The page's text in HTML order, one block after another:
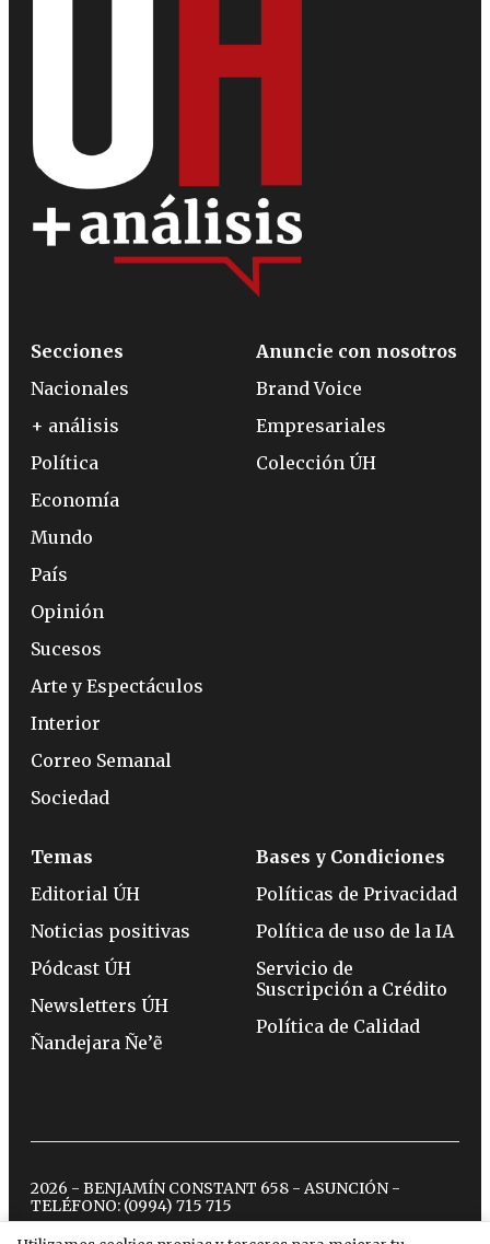
Secciones
Nacionales
+ análisis
Política
Economía
Mundo
País
Opinión
Sucesos
Arte y Espectáculos
Interior
Correo Semanal
Sociedad
Anuncie con nosotros
Brand Voice
Empresariales
Colección ÚH
Temas
Editorial ÚH
Noticias positivas
Pódcast ÚH
Newsletters ÚH
Ñandejara Ñe’ẽ
Bases y Condiciones
Políticas de Privacidad
Política de uso de la IA
Servicio de
Suscripción a Crédito
Política de Calidad
2026 - BENJAMÍN CONSTANT 658 - ASUNCIÓN -
TELÉFONO: (0994) 715 715